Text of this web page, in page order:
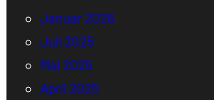
Januar 2026
Juli 2025
Mai 2025
April 2025